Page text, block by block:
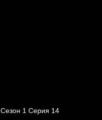
Сезон 1 Серия 14